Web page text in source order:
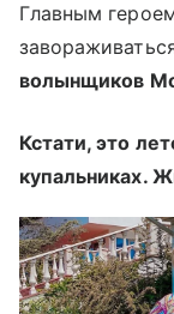
Главным
волынщиков
Кстати, это
купальниках.